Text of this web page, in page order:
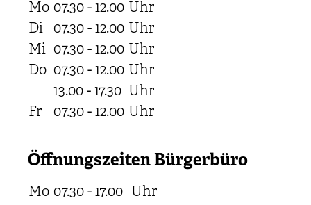
Mo 07.30 - 12.00 Uhr
Di
07.30 - 12.00 Uhr
Mi 07.30 - 12.00 Uhr
Do 07.30 - 12.00 Uhr
13.00 - 17.30 Uhr
Fr
07.30 - 12.00 Uhr
Öffnungszeiten Bürgerbüro
Mo 07.30 - 17.00 Uhr